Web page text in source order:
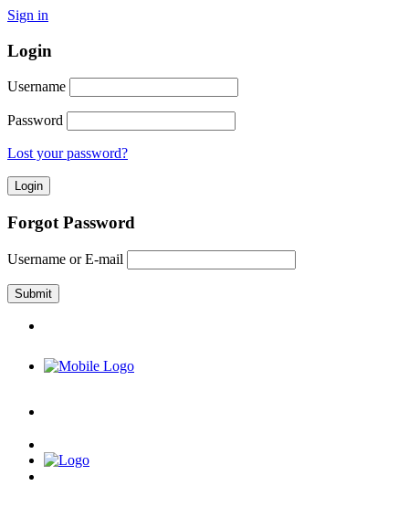
Sign in
Login
Username
Password
Lost your password?
Forgot Password
Username or E-mail